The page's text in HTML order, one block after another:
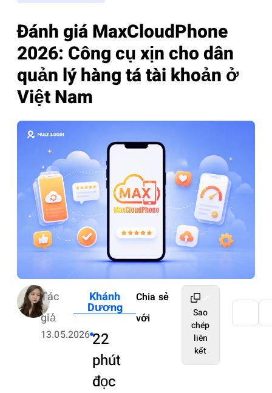
‌Đánh giá MaxClo‌udPho‌ne
2026: Công cụ xịn cho dân
quản lý hàng tá tài khoả‌n ở
Việt Nam
Tác
giả
Khánh
Dương
13.05.202622
phút
đọc
Chia sẻ
với
Sao
chép
liên
kết